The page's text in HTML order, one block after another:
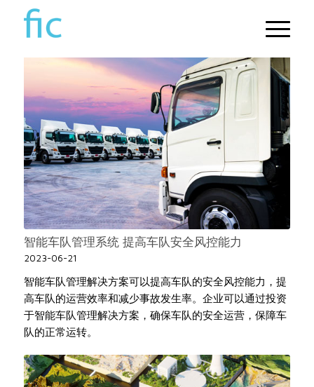
智能车队管理系统 提高车队安全风控能力
2023-06-21
智能车队管理解决方案可以提高车队的安全风控能力，提
高车队的运营效率和减少事故发生率。企业可以通过投资
于智能车队管理解决方案，确保车队的安全运营，保障车
队的正常运转。